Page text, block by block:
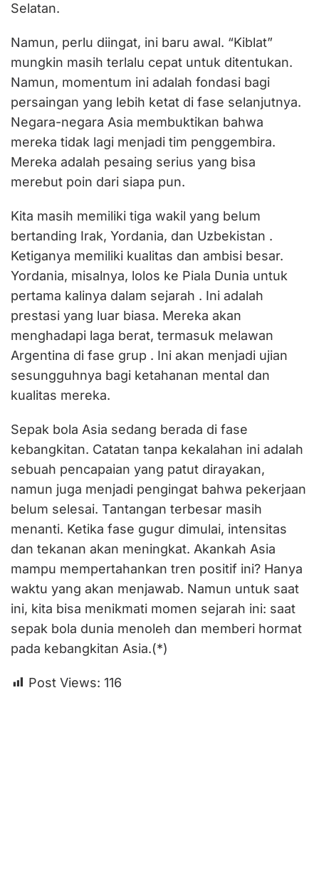
Selatan.
‎‎Namun, perlu diingat, ini baru awal. “Kiblat”
mungkin masih terlalu cepat untuk ditentukan.
Namun, momentum ini adalah fondasi bagi
persaingan yang lebih ketat di fase selanjutnya.
Negara-negara Asia membuktikan bahwa
mereka tidak lagi menjadi tim penggembira.
Mereka adalah pesaing serius yang bisa
merebut poin dari siapa pun.
‎‎Kita masih memiliki tiga wakil yang belum
bertanding Irak, Yordania, dan Uzbekistan .
Ketiganya memiliki kualitas dan ambisi besar.
Yordania, misalnya, lolos ke Piala Dunia untuk
pertama kalinya dalam sejarah . Ini adalah
prestasi yang luar biasa. Mereka akan
menghadapi laga berat, termasuk melawan
Argentina di fase grup . Ini akan menjadi ujian
sesungguhnya bagi ketahanan mental dan
kualitas mereka.
‎Sepak bola Asia sedang berada di fase
kebangkitan. Catatan tanpa kekalahan ini adalah
sebuah pencapaian yang patut dirayakan,
namun juga menjadi pengingat bahwa pekerjaan
belum selesai. Tantangan terbesar masih
menanti. Ketika fase gugur dimulai, intensitas
dan tekanan akan meningkat. Akankah Asia
mampu mempertahankan tren positif ini? Hanya
waktu yang akan menjawab. Namun untuk saat
ini, kita bisa menikmati momen sejarah ini: saat
sepak bola dunia menoleh dan memberi hormat
pada kebangkitan Asia.(*)
Post Views: 116